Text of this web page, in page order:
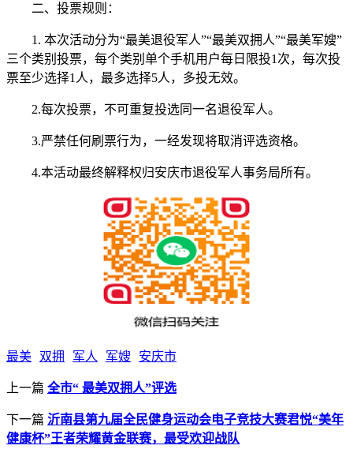
二、投票规则：
1. 本次活动分为“最美退役军人”“最美双拥人”“最美军嫂”
三个类别投票，每个类别单个手机用户每日限投1次，每次投
票至少选择1人，最多选择5人，多投无效。
2.每次投票，不可重复投选同一名退役军人。
3.严禁任何刷票行为，一经发现将取消评选资格。
4.本活动最终解释权归安庆市退役军人事务局所有。
最美 双拥 军人 军嫂 安庆市
上一篇 全市“ 最美双拥人”评选
下一篇 沂南县第九届全民健身运动会电子竞技大赛君悦“美年
健康杯”王者荣耀黄金联赛，最受欢迎战队